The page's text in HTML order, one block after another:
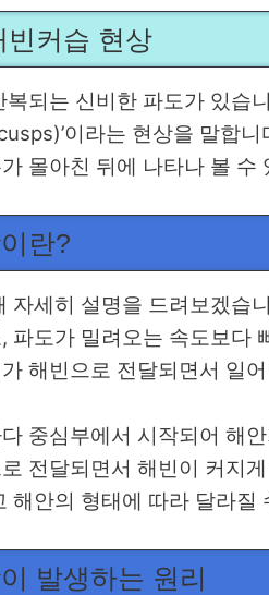
빈커습 현상
되는 신비한 파도가 있습
이라는 현상을 말합
몰아친 뒤에 나타나 볼 수
란?
자세히 설명을 드려보겠습
파도가 밀려오는 속도보다
해빈으로 전달되면서 일
중심부에서 시작되어 해
전달되면서 해빈이 커지
해안의 형태에 따라 달라질
발생하는 원리